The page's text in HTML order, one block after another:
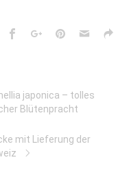
japonica – tolles
Blütenpracht
mit Lieferung der